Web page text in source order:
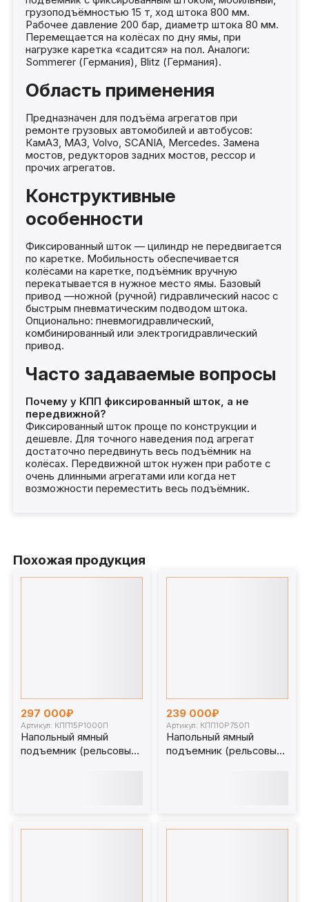
грузоподъёмностью 15 т, ход штока 800 мм.
Рабочее давление 200 бар, диаметр штока 80 мм.
Перемещается на колёсах по дну ямы, при
нагрузке каретка «садится» на пол. Аналоги:
Sommerer (Германия), Blitz (Германия).
Область применения
Предназначен для подъёма агрегатов при
ремонте грузовых автомобилей и автобусов:
КамАЗ, МАЗ, Volvo, SCANIA, Mercedes. Замена
мостов, редукторов задних мостов, рессор и
прочих агрегатов.
Конструктивные
особенности
Фиксированный шток — цилиндр не передвигается
по каретке. Мобильность обеспечивается
колёсами на каретке, подъёмник вручную
перекатывается в нужное место ямы. Базовый
привод —ножной (ручной) гидравлический насос с
быстрым пневматическим подводом штока.
Опционально: пневмогидравлический,
комбинированный или электрогидравлический
привод.
Часто задаваемые вопросы
Почему у КПП фиксированный шток, а не
передвижной?
Фиксированный шток проще по конструкции и
дешевле. Для точного наведения под агрегат
достаточно передвинуть весь подъёмник на
колёсах. Передвижной шток нужен при работе с
очень длинными агрегатами или когда нет
возможности переместить весь подъёмник.
Похожая продукция
297 000₽
Артикул: КПП15Р1000П
Напольный ямный
подъемник (рельсовый)
239 000₽
Артикул: КПП10Р750П
Напольный ямный
подъемник (рельсовый)